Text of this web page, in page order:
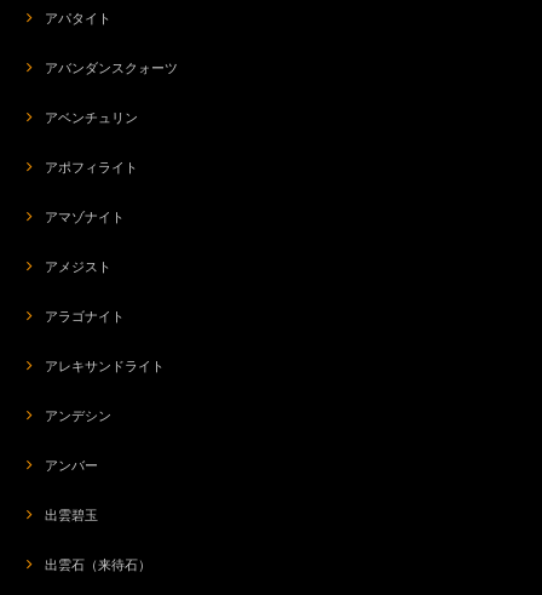
2026/07/21
で、心もゆるくなり、堂々とすることができて、安心感が持てて、心も満た
す。
アパタイト
アバンダンスクォーツ
アベンチュリン
アポフィライト
アマゾナイト
アメジスト
アラゴナイト
アレキサンドライト
アンデシン
アンバー
出雲碧玉
出雲石（来待石）